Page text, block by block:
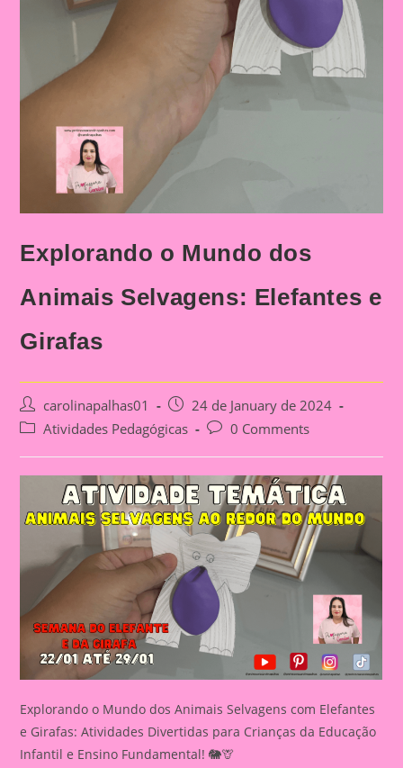
Explorando o Mundo dos
Animais Selvagens: Elefantes e
Girafas
Post
author:
carolinapalhas01
Post
published:
24 de January de 2024
PostAtividades Pedagógicas
Post0 Comments
Explorando o Mundo dos Animais Selvagens com Elefantes
e Girafas: Atividades Divertidas para Crianças da Educação
Infantil e Ensino Fundamental! 🐘🦒